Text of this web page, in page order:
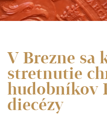
V Brezne sa
stretnutie
hudobníkov
diecézy